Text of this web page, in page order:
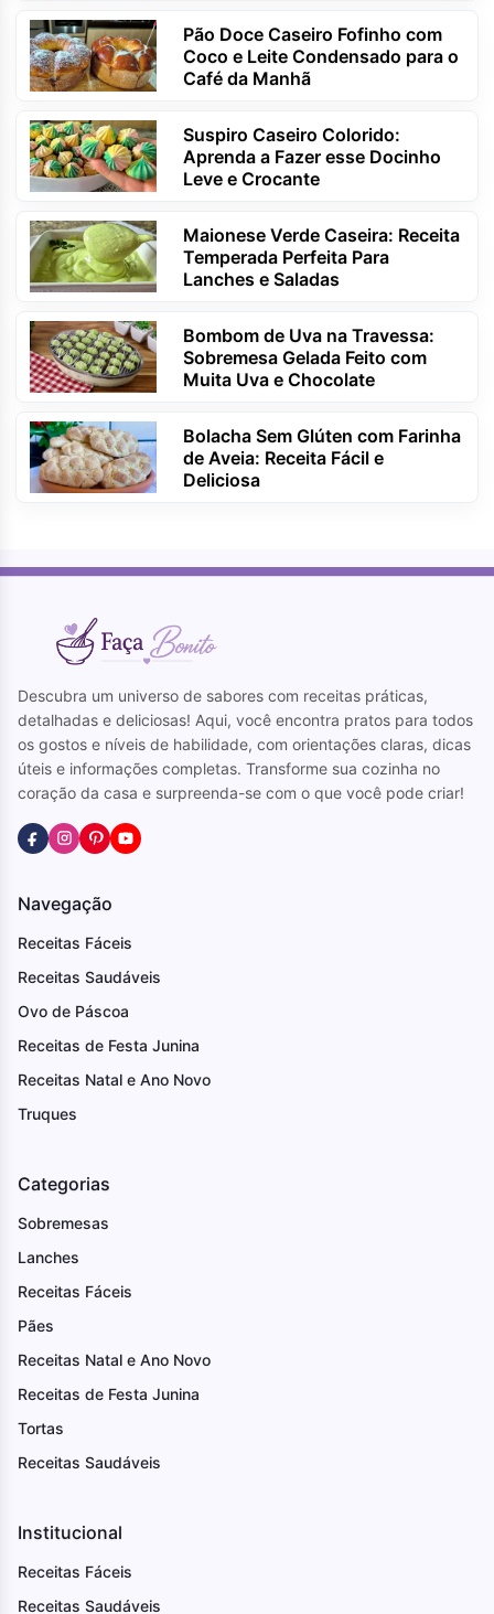
Pão Doce Caseiro Fofinho com
Coco e Leite Condensado para o
Café da Manhã
Suspiro Caseiro Colorido:
Aprenda a Fazer esse Docinho
Leve e Crocante
Maionese Verde Caseira: Receita
Temperada Perfeita Para
Lanches e Saladas
Bombom de Uva na Travessa:
Sobremesa Gelada Feito com
Muita Uva e Chocolate
Bolacha Sem Glúten com Farinha
de Aveia: Receita Fácil e
Deliciosa
Descubra um universo de sabores com receitas práticas,
detalhadas e deliciosas! Aqui, você encontra pratos para todos
os gostos e níveis de habilidade, com orientações claras, dicas
úteis e informações completas. Transforme sua cozinha no
coração da casa e surpreenda-se com o que você pode criar!
Navegação
Receitas Fáceis
Receitas Saudáveis
Ovo de Páscoa
Receitas de Festa Junina
Receitas Natal e Ano Novo
Truques
Categorias
Sobremesas
Lanches
Receitas Fáceis
Pães
Receitas Natal e Ano Novo
Receitas de Festa Junina
Tortas
Receitas Saudáveis
Institucional
Receitas Fáceis
Receitas Saudáveis